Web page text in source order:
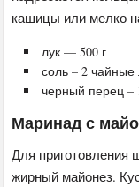
кашицы или мелко
лук — 500 г
соль – 2 чайные
черный перец –
Маринад с
Для приготовления
жирный майонез.